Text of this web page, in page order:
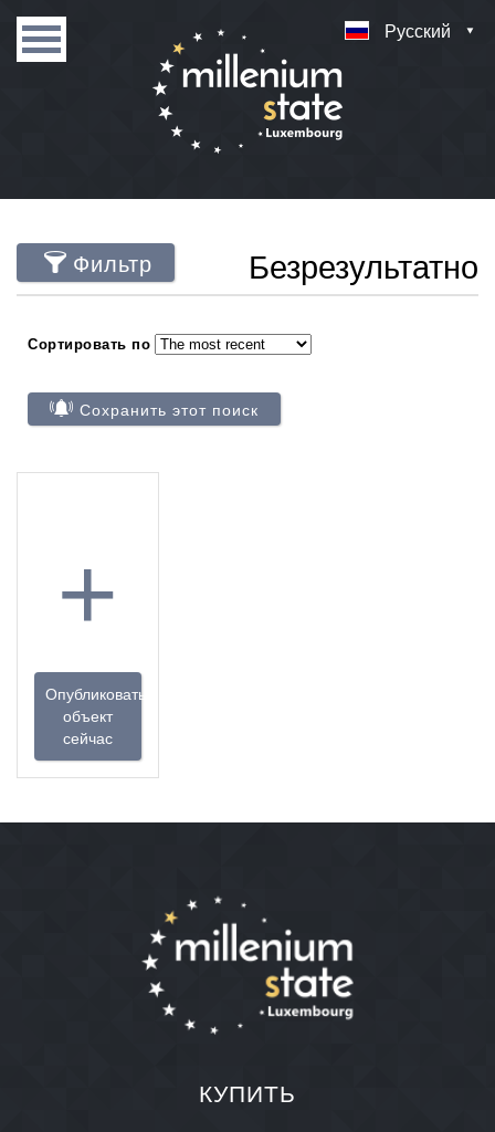
Русский
Фильтр Безрезультатно
Сортировать по
Сохранить этот поиск
+
Опубликовать
объект
сейчас
КУПИТЬ